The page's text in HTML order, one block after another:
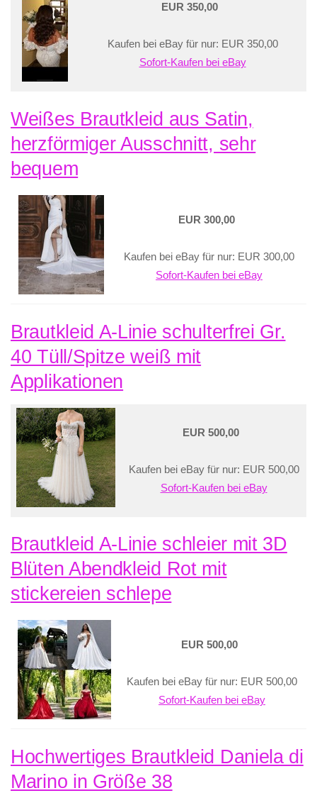
EUR 350,00
Kaufen bei eBay für nur: EUR 350,00
Sofort-Kaufen bei eBay
Weißes Brautkleid aus Satin,
herzförmiger Ausschnitt, sehr
bequem
EUR 300,00
Kaufen bei eBay für nur: EUR 300,00
Sofort-Kaufen bei eBay
Brautkleid A-Linie schulterfrei Gr.
40 Tüll/Spitze weiß mit
Applikationen
EUR 500,00
Kaufen bei eBay für nur: EUR 500,00
Sofort-Kaufen bei eBay
Brautkleid A-Linie schleier mit 3D
Blüten Abendkleid Rot mit
stickereien schlepe
EUR 500,00
Kaufen bei eBay für nur: EUR 500,00
Sofort-Kaufen bei eBay
Hochwertiges Brautkleid Daniela di
Marino in Größe 38